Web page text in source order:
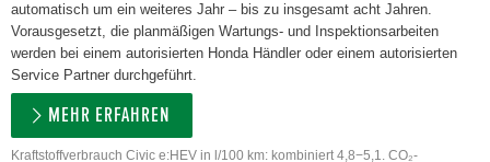
automatisch um ein weiteres Jahr – bis zu insgesamt acht Jahren.
Vorausgesetzt, die planmäßigen Wartungs- und Inspektionsarbeiten
werden bei einem autorisierten Honda Händler oder einem autorisierten
Service Partner durchgeführt.
MEHR ERFAHREN
Kraftstoffverbrauch Civic e:HEV in l/100 km: kombiniert 4,8−5,1. CO₂-